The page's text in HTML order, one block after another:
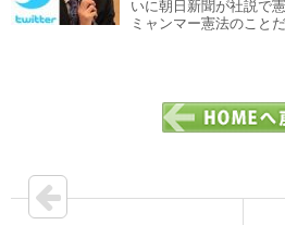
いに朝日新聞が社説で
ミャンマー憲法のこと